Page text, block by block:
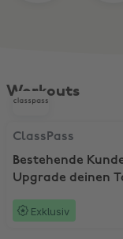
Workouts
ClassPass,
ClassPass
Bestehende
Upgrade deinen
Exklusiv